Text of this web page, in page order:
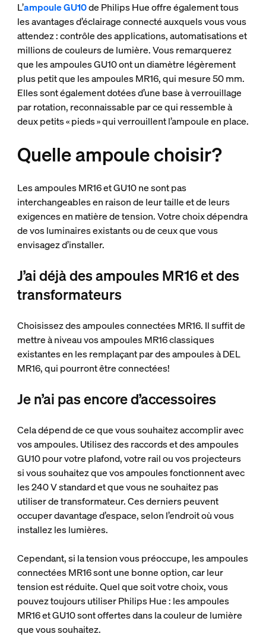
L’ampoule GU10de Philips Hue offre également tous
les avantages d’éclairage connecté auxquels vous vous
attendez : contrôle des applications, automatisations et
millions de couleurs de lumière. Vous remarquerez
que les ampoules GU10 ont un diamètre légèrement
plus petit que les ampoules MR16, qui mesure 50 mm.
Elles sont également dotées d’une base à verrouillage
par rotation, reconnaissable par ce qui ressemble à
deux petits « pieds » qui verrouillent l’ampoule en place.
Quelle ampoule choisir?
Les ampoules MR16 et GU10 ne sont pas
interchangeables en raison de leur taille et de leurs
exigences en matière de tension. Votre choix dépendra
de vos luminaires existants ou de ceux que vous
envisagez d’installer.
J’ai déjà des ampoules MR16 et des
transformateurs
Choisissez des ampoules connectées MR16. Il suffit de
mettre à niveau vos ampoules MR16 classiques
existantes en les remplaçant par des ampoules à DEL
MR16, qui pourront être connectées!
Je n’ai pas encore d’accessoires
Cela dépend de ce que vous souhaitez accomplir avec
vos ampoules. Utilisez des raccords et des ampoules
GU10 pour votre plafond, votre rail ou vos projecteurs
si vous souhaitez que vos ampoules fonctionnent avec
les 240 V standard et que vous ne souhaitez pas
utiliser de transformateur. Ces derniers peuvent
occuper davantage d’espace, selon l’endroit où vous
installez les lumières.
Cependant, si la tension vous préoccupe, les ampoules
connectées MR16 sont une bonne option, car leur
tension est réduite. Quel que soit votre choix, vous
pouvez toujours utiliser Philips Hue : les ampoules
MR16 et GU10 sont offertes dans la couleur de lumière
que vous souhaitez.